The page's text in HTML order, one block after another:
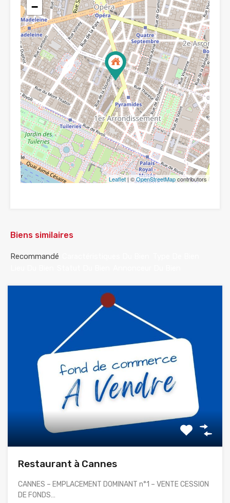
−
Leaflet| ©OpenStreetMapcontributors
Biens similaires
Recommandé
Restaurant à Cannes
CANNES – EMPLACEMENT DOMINANT n°1 – VENTE CESSION
DE FONDS…